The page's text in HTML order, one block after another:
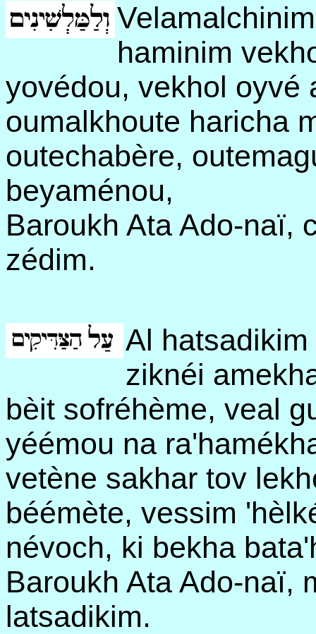
haminim
yovédou, vekhol oyvé
oumalkhoute haricha
outechabère,
beyaménou,
Baroukh Ata Ado-naï,
zédim.
Al
ziknéi
bèit sofréhème, veal
yéémou na
vetène sakhar tov
béémète, vessim
névoch, ki bekha
Baroukh Ata Ado-naï,
latsadikim.